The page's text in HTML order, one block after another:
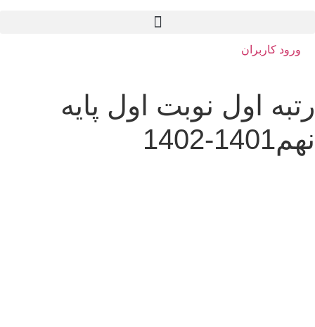
ورود کاربران
رتبه اول نوبت اول پایه
نهم1401-1402